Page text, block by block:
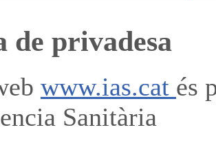
de privadesa
www.ias.cat és
Sanitària